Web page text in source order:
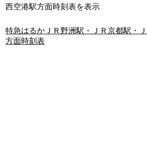
西空港駅方面時刻表を表示
特急はるかＪＲ野洲駅・ＪＲ京都駅・
方面時刻表